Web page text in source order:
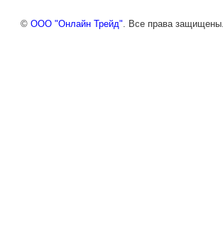
© ООО "Онлайн Трейд". Все права